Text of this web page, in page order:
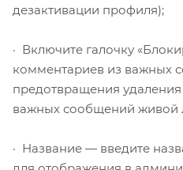
дезактивации профиля);
· Включите галочку
комментариев из важных
предотвращения
важных сообщений живой
· Название — введите